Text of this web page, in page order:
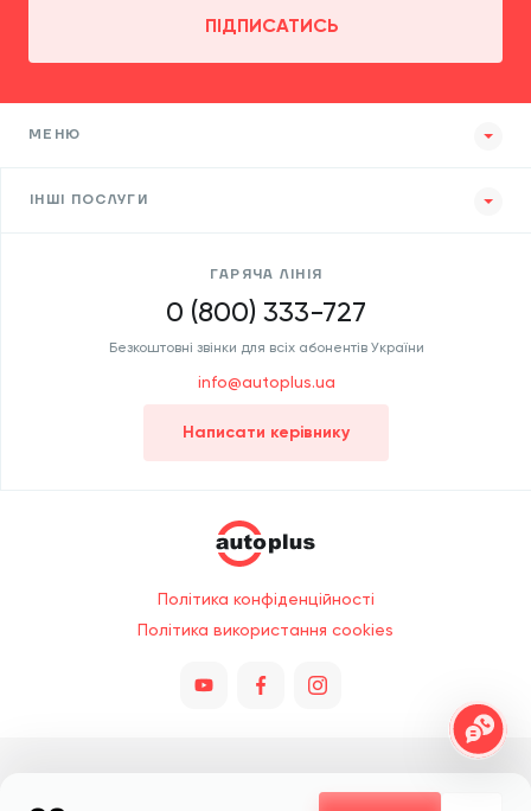
ПІДПИСАТИСЬ
МЕНЮ
ІНШІ ПОСЛУГИ
ГАРЯЧА ЛІНІЯ
0 (800) 333-727
Безкоштовні звінки для всіх абонентів України
info@autoplus.ua
Написати керівнику
Політика конфіденційності
Політика використання cookies